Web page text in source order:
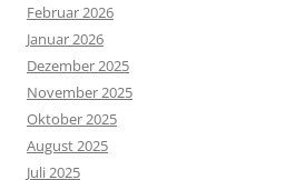
Februar 2026
Januar 2026
Dezember 2025
November 2025
Oktober 2025
August 2025
Juli 2025